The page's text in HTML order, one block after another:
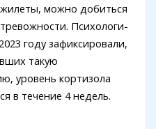
можно добиться
Психологи-
году зафиксировали,
такую
уровень кортизола
в течение 4 недель.